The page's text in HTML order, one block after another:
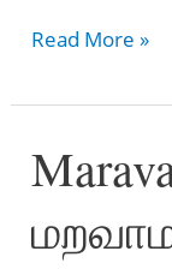
Ennai
–
என்னை
அழைத்தவர்
Read More »